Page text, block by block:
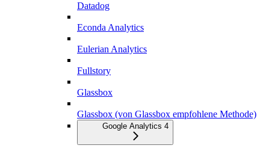
Datadog
Econda Analytics
Eulerian Analytics
Fullstory
Glassbox
Glassbox (von Glassbox empfohlene Methode)
Google Analytics 4